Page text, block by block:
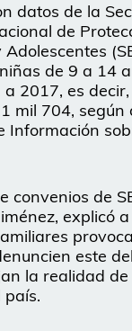
datos de la
de
de 9 a 14
2017, es
mil 704, según
Información
convenios de
explicó
este
la realidad de
país.